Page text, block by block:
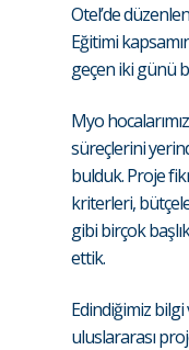
Otel’de
Eğitimi
geçen iki günü
Myo
süreçlerini
bulduk. Proje
kriterleri,
gibi birçok
ettik.
Edindiğimiz
uluslararası